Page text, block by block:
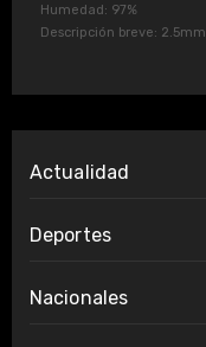
Humedad: 97%
Descripción breve: 2.5mm
Actualidad
Deportes
Nacionales